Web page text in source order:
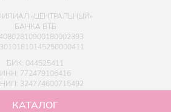
«ЦЕНТРАЛЬНЫЙ»
БАНКА ВТБ
БИК: 044525411
ИНН: 772479106416
324774600715492
КАТАЛОГ